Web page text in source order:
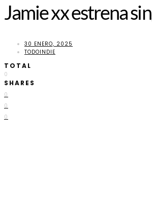
Jamie xx estrena
30 ENERO, 2025
TODOINDIE
TOTAL
0
SHARES
0
0
0